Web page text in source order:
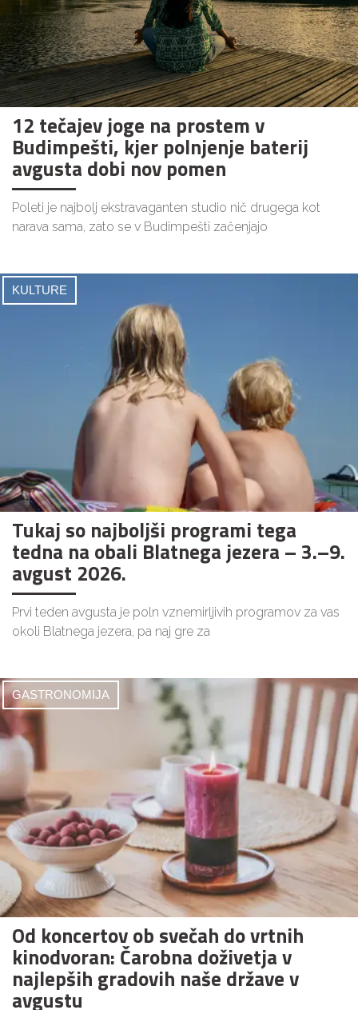
12 tečajev joge na prostem v
Budimpešti, kjer polnjenje baterij
avgusta dobi nov pomen
Poleti je najbolj ekstravaganten studio nič drugega kot
narava sama, zato se v Budimpešti začenjajo
KULTURE
Tukaj so najboljši programi tega
tedna na obali Blatnega jezera – 3.–9.
avgust 2026.
Prvi teden avgusta je poln vznemirljivih programov za vas
okoli Blatnega jezera, pa naj gre za
GASTRONOMIJA
Od koncertov ob svečah do vrtnih
kinodvoran: Čarobna doživetja v
najlepših gradovih naše države v
avgustu